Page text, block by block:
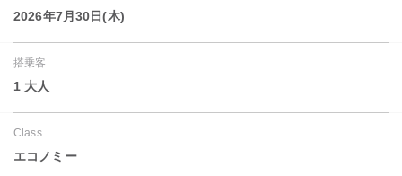
2026年7月30日(木)
搭乗客
1 大人
Class
エコノミー